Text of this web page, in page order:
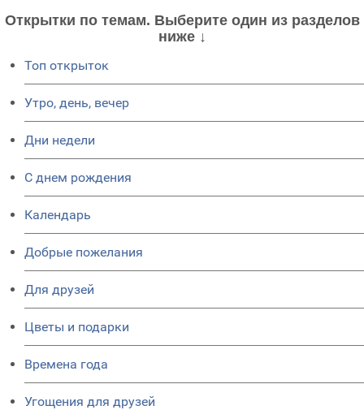
Открытки по темам. Выберите один из разделов
ниже ↓
Топ открыток
Утро, день, вечер
Дни недели
C днем рождения
Календарь
Добрые пожелания
Для друзей
Цветы и подарки
Времена года
Угощения для друзей